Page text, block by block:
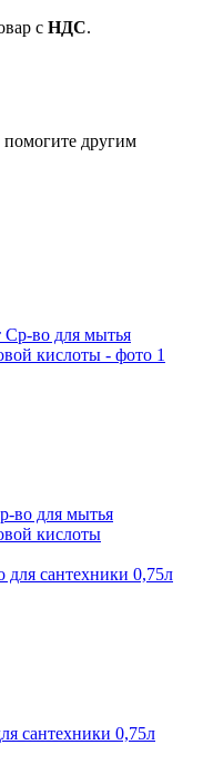
с НДС.
помогите другим
во для мытья
кислоты
сантехники 0,75л